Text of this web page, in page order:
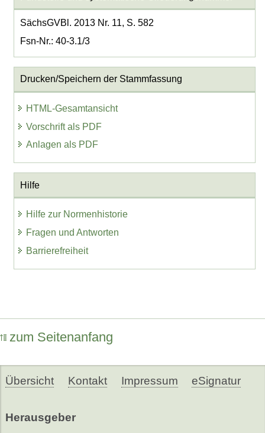
SächsGVBl. 2013 Nr. 11, S. 582
Fsn-Nr.: 40-3.1/3
Drucken/Speichern der Stammfassung
HTML-Gesamtansicht
Vorschrift als PDF
Anlagen als PDF
Hilfe
Hilfe zur Normenhistorie
Fragen und Antworten
Barrierefreiheit
zum Seitenanfang
Übersicht Kontakt Impressum eSignatur
Herausgeber